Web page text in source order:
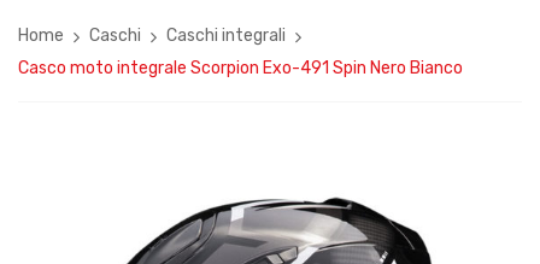
Home Caschi
Caschi integrali
Casco moto integrale Scorpion Exo-491 Spin Nero Bianco